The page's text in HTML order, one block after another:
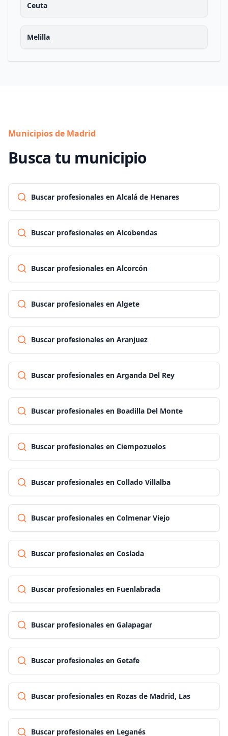
Ceuta
Melilla
Municipios de Madrid
Busca tu municipio
Buscar profesionales en Alcalá de Henares
Buscar profesionales en Alcobendas
Buscar profesionales en Alcorcón
Buscar profesionales en Algete
Buscar profesionales en Aranjuez
Buscar profesionales en Arganda Del Rey
Buscar profesionales en Boadilla Del Monte
Buscar profesionales en Ciempozuelos
Buscar profesionales en Collado Villalba
Buscar profesionales en Colmenar Viejo
Buscar profesionales en Coslada
Buscar profesionales en Fuenlabrada
Buscar profesionales en Galapagar
Buscar profesionales en Getafe
Buscar profesionales en Rozas de Madrid, Las
Buscar profesionales en Leganés